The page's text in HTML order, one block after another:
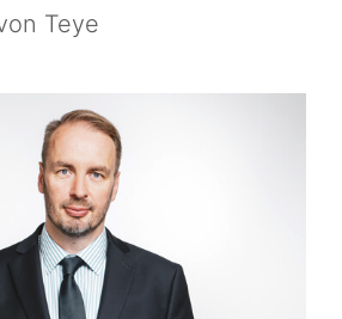
Teye